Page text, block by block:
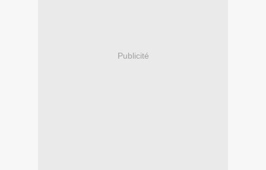
Publicité